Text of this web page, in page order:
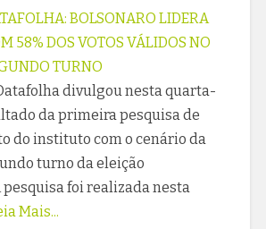
BOLSONARO LIDERA
58% DOS VOTOS VÁLIDOS NO
TURNO
divulgou nesta quarta-
da primeira pesquisa de
do instituto com o cenário da
turno da eleição
foi realizada nesta
Mais...